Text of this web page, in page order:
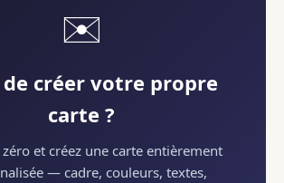
✉️
de créer votre propre
carte ?
zéro et créez une carte entièrement
— cadre, couleurs, textes,